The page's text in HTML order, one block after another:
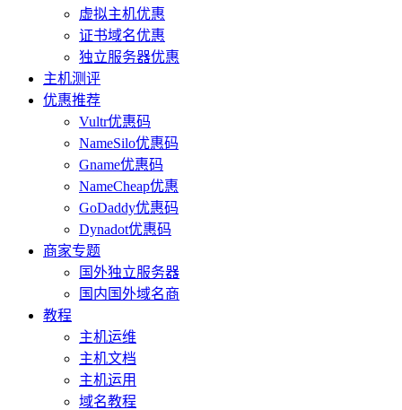
虚拟主机优惠
证书域名优惠
独立服务器优惠
主机测评
优惠推荐
Vultr优惠码
NameSilo优惠码
Gname优惠码
NameCheap优惠
GoDaddy优惠码
Dynadot优惠码
商家专题
国外独立服务器
国内国外域名商
教程
主机运维
主机文档
主机运用
域名教程